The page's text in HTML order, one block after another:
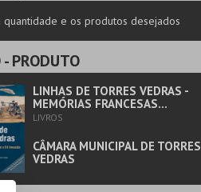
quantidade e os produtos desejados
- PRODUTO
LINHAS DE TORRES VEDRAS -
MEMÓRIAS FRANCESAS...
LIVROS
CÂMARA MUNICIPAL DE TORRES
VEDRAS